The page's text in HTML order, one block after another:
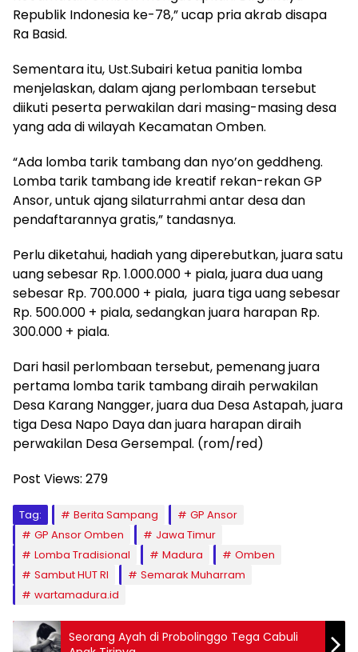
Republik Indonesia ke-78,” ucap pria akrab disapa
Ra Basid.
Sementara itu, Ust.Subairi ketua panitia lomba
menjelaskan, dalam ajang perlombaan tersebut
diikuti peserta perwakilan dari masing-masing desa
yang ada di wilayah Kecamatan Omben.
“Ada lomba tarik tambang dan nyo’on geddheng.
Lomba tarik tambang ide kreatif rekan-rekan GP
Ansor, untuk ajang silaturrahmi antar desa dan
pendaftarannya gratis,” tandasnya.
Perlu diketahui, hadiah yang diperebutkan, juara satu
uang sebesar Rp. 1.000.000 + piala, juara dua uang
sebesar Rp. 700.000 + piala, juara tiga uang sebesar
Rp. 500.000 + piala, sedangkan juara harapan Rp.
300.000 + piala.
Dari hasil perlombaan tersebut, pemenang juara
pertama lomba tarik tambang diraih perwakilan
Desa Karang Nangger, juara dua Desa Astapah, juara
tiga Desa Napo Daya dan juara harapan diraih
perwakilan Desa Gersempal. (rom/red)
Post Views: 279
Tag: Berita Sampang
GP Ansor
GP Ansor Omben
Jawa Timur
Lomba Tradisional
Madura
Omben
Sambut HUT RI
Semarak Muharram
wartamadura.id
Seorang Ayah di Probolinggo Tega Cabuli